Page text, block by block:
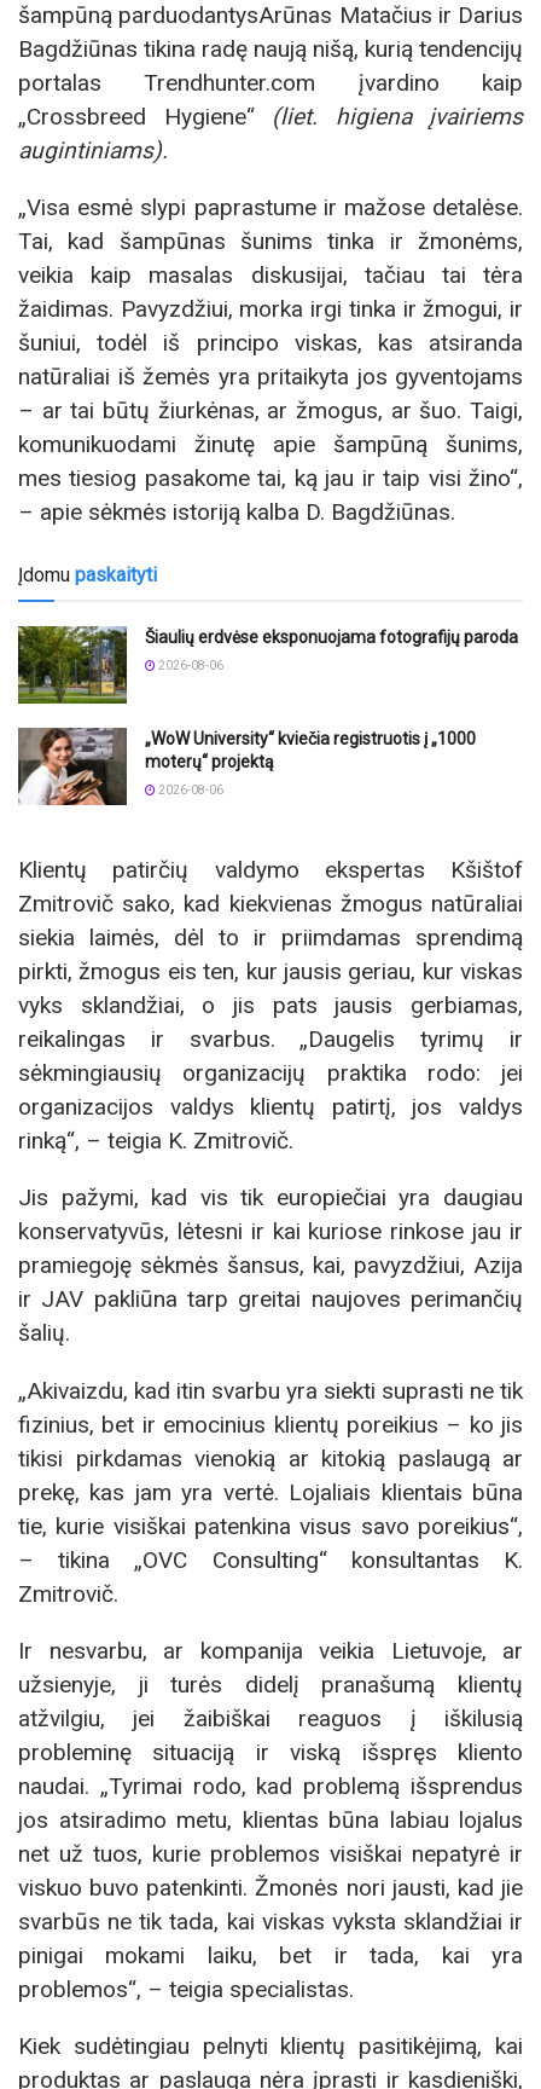
šampūną parduodantysArūnas Matačius ir Darius
Bagdžiūnas tikina radę naują nišą, kurią tendencijų
portalas Trendhunter.com įvardino kaip
„Crossbreed Hygiene“ (liet. higiena įvairiems
augintiniams).
„Visa esmė slypi paprastume ir mažose detalėse.
Tai, kad šampūnas šunims tinka ir žmonėms,
veikia kaip masalas diskusijai, tačiau tai tėra
žaidimas. Pavyzdžiui, morka irgi tinka ir žmogui, ir
šuniui, todėl iš principo viskas, kas atsiranda
natūraliai iš žemės yra pritaikyta jos gyventojams
– ar tai būtų žiurkėnas, ar žmogus, ar šuo. Taigi,
komunikuodami žinutę apie šampūną šunims,
mes tiesiog pasakome tai, ką jau ir taip visi žino“,
– apie sėkmės istoriją kalba D. Bagdžiūnas.
Įdomu paskaityti
Šiaulių erdvėse eksponuojama fotografijų paroda
2026-08-06
„WoW University“ kviečia registruotis į „1000
moterų“ projektą
2026-08-06
Klientų patirčių valdymo ekspertas Kšištof
Zmitrovič sako, kad kiekvienas žmogus natūraliai
siekia laimės, dėl to ir priimdamas sprendimą
pirkti, žmogus eis ten, kur jausis geriau, kur viskas
vyks sklandžiai, o jis pats jausis gerbiamas,
reikalingas ir svarbus. „Daugelis tyrimų ir
sėkmingiausių organizacijų praktika rodo: jei
organizacijos valdys klientų patirtį, jos valdys
rinką“, – teigia K. Zmitrovič.
Jis pažymi, kad vis tik europiečiai yra daugiau
konservatyvūs, lėtesni ir kai kuriose rinkose jau ir
pramiegoję sėkmės šansus, kai, pavyzdžiui, Azija
ir JAV pakliūna tarp greitai naujoves perimančių
šalių.
„Akivaizdu, kad itin svarbu yra siekti suprasti ne tik
fizinius, bet ir emocinius klientų poreikius – ko jis
tikisi pirkdamas vienokią ar kitokią paslaugą ar
prekę, kas jam yra vertė. Lojaliais klientais būna
tie, kurie visiškai patenkina visus savo poreikius“,
– tikina „OVC Consulting“ konsultantas K.
Zmitrovič.
Ir nesvarbu, ar kompanija veikia Lietuvoje, ar
užsienyje, ji turės didelį pranašumą klientų
atžvilgiu, jei žaibiškai reaguos į iškilusią
probleminę situaciją ir viską išspręs kliento
naudai. „Tyrimai rodo, kad problemą išsprendus
jos atsiradimo metu, klientas būna labiau lojalus
net už tuos, kurie problemos visiškai nepatyrė ir
viskuo buvo patenkinti. Žmonės nori jausti, kad jie
svarbūs ne tik tada, kai viskas vyksta sklandžiai ir
pinigai mokami laiku, bet ir tada, kai yra
problemos“, – teigia specialistas.
Kiek sudėtingiau pelnyti klientų pasitikėjimą, kai
produktas ar paslauga nėra įprasti ir kasdieniški,